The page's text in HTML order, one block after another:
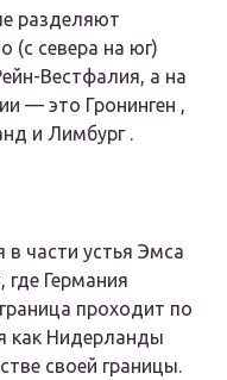
разделяют
(с севера на юг)
Вестфалия, а на
— это Гронинген ,
и Лимбург .
в части устья Эмса
Германия
проходит по
как Нидерланды
своей границы.